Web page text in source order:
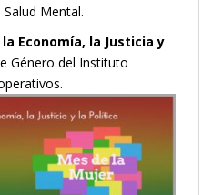
Mental.
Economía, la Justicia y
Género del Instituto